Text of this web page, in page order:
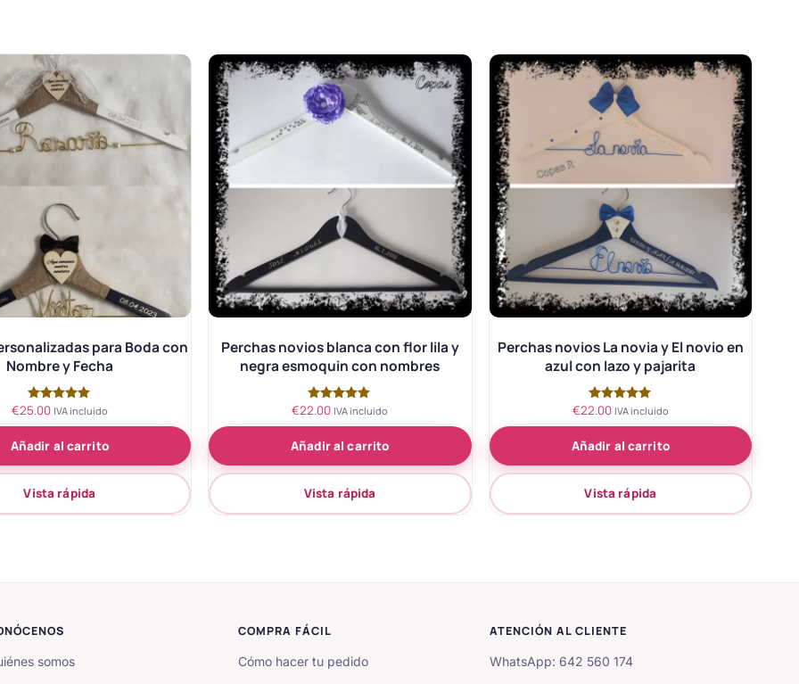
para Boda con
Nombre y Fecha
Valorado
de 5
€25.00 IVA incluido
Añadir al carrito
Vista rápida
Perchas novios blanca con flor lila y
negra esmoquin con nombres
Valorado
de 5
€22.00 IVA incluido
Añadir al carrito
Vista rápida
Perchas novios La novia y El novio en
azul con lazo y pajarita
Valorado
de 5
€22.00 IVA incluido
Añadir al carrito
Vista rápida
somos
COMPRA FÁCIL
Cómo hacer tu pedido
ATENCIÓN AL CLIENTE
WhatsApp: 642 560 174